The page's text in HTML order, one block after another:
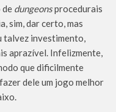
de dungeonsprocedurais
sim, dar certo, mas
talvez investimento,
aprazível. Infelizmente,
que dificilmente
dele um jogo melhor